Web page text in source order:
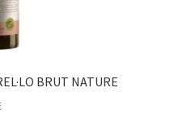
BRUT NATURE